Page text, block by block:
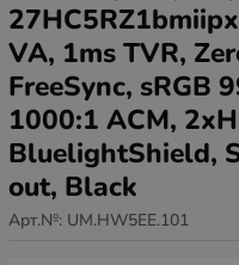
VA, 1ms TVR,
FreeSync, sRGB
1000:1 ACM,
BluelightShield,
out, Black
Арт.№: UM.HW5EE.101